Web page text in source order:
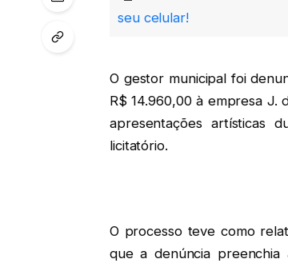
seu celular!
O gestor municipal foi
R$ 14.960,00 à empresa J.
apresentações artísticas
licitatório.
O processo teve como
que a denúncia